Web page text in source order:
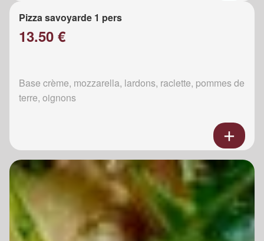
Pizza savoyarde 1 pers
13.50 €
Base crème, mozzarella, lardons, raclette, pommes de
terre, oignons